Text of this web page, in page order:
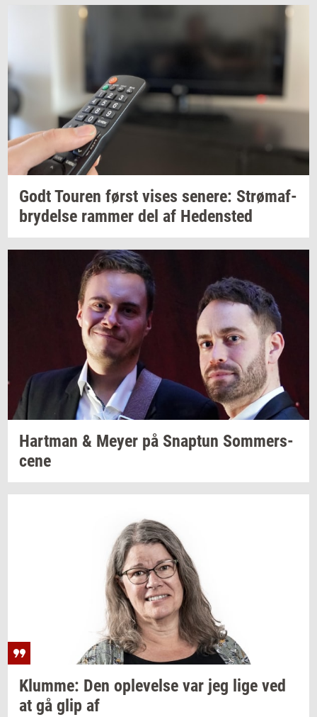
GodtTou­ren først vises se­ne­re: Strø­maf­
bry­del­se ram­mer del af He­den­sted
Hart­man & Meyer på Snap­tun Som­mer­s­
ce­ne
Klum­me: Den op­le­vel­se var jeg lige ved
at gå glip af